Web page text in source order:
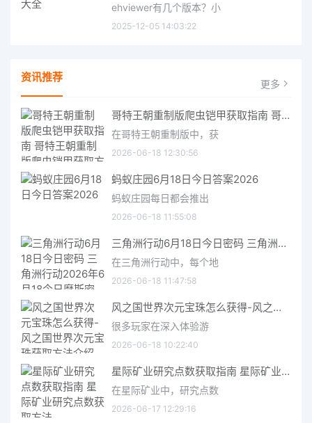
ehviewer有几个版本？小
2025-12-05 14:03:22
资讯推荐 更多
哥特王朝重制版爬虫铠甲获取指南 哥特王朝重制版爬虫铠甲获取方法
在哥特王朝重制版中，获
2026-06-18 12:30:56
蚂蚁庄园6月18日今日答案2026
蚂蚁庄园每日都会推出
2026-06-18 11:55:08
三角洲行动6月18日今日密码 三角洲行动2026年6月18今日摩斯密码分享
在三角洲行动中，每个地
2026-06-18 11:47:58
风之国世界次元宝珠怎么获得-风之国世界次元宝珠获取方法介绍
很多玩家在深入体验游
2026-06-18 10:22:40
星际矿业研究点数获取指南 星际矿业研究点数获取方法
在星际矿业中，研究点数
2026-06-17 12:29:16